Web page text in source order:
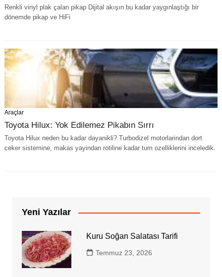
Renkli vinyl plak çalan pikap Dijital akışın bu kadar yaygınlaştığı bir
dönemde pikap ve HiFi
Araçlar
Toyota Hilux: Yok Edilemez Pikabın Sırrı
Toyota Hilux neden bu kadar dayanikli? Turbodizel motorlarindan dort
ceker sistemine, makas yayindan rotiline kadar tum ozelliklerini inceledik.
Yeni Yazılar
Kuru Soğan Salatası Tarifi
Temmuz 23, 2026